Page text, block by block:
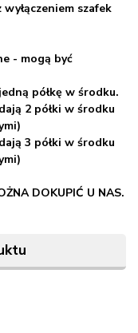
szafek
- mogą być
półkę w środku.
2 półki w środku
3 półki w środku
DOKUPIĆ U NAS.